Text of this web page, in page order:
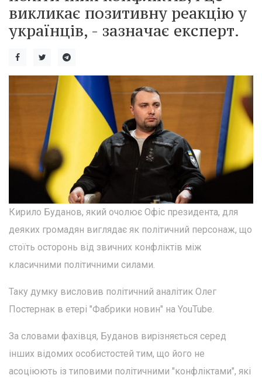
викликає позитивну реакцію у
українців, - зазначає експерт.
Кирило Буданов, який очолює Офіс президента, для
деяких громадян виглядає як політичний персонаж, що
стоїть осторонь від звичних конфліктів між
класичними політичними силами.
Таку думку висловив політичний аналітик Олег
Постернак в етері "Фабрики новин" на YouTube.
За словами фахівця, Буданов вирізняється серед
інших відомих особистостей тим, що його не
асоціюють із типовими політичними "конфліктами", які